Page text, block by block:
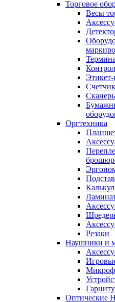
Торговое
Весы
Оргтехника
Резаки
Наушники и
Оптические